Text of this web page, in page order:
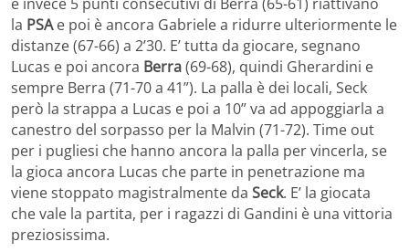
la PSAe poi è ancora Gabriele a ridurre ulteriormente le
distanze (67-66) a 2’30. E’ tutta da giocare, segnano
Lucas e poi ancora Berra(69-68), quindi Gherardini e
sempre Berra (71-70 a 41”). La palla è dei locali, Seck
però la strappa a Lucas e poi a 10” va ad appoggiarla a
canestro del sorpasso per la Malvin (71-72). Time out
per i pugliesi che hanno ancora la palla per vincerla, se
la gioca ancora Lucas che parte in penetrazione ma
viene stoppato magistralmente da Seck. E’ la giocata
che vale la partita, per i ragazzi di Gandini è una vittoria
preziosissima.